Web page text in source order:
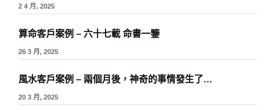
2 4 月, 2025
算命客戶案例 – 六十七載 命書一鑒
26 3 月, 2025
風水客戶案例 – 兩個月後，神奇的事情發生了…
20 3 月, 2025